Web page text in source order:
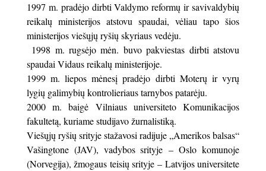
1997 m. pradėjo dirbti Valdymo reformų ir savivaldybių
reikalų ministerijos atstovu spaudai, vėliau tapo šios
ministerijos viešųjų ryšių skyriaus vedėju.
1998 m. rugsėjo mėn. buvo pakviestas dirbti atstovu
spaudai Vidaus reikalų ministerijoje.
1999 m. liepos mėnesį pradėjo dirbti Moterų ir vyrų
lygių galimybių kontrolieriaus tarnybos patarėju.
2000 m. baigė Vilniaus universiteto Komunikacijos
fakultetą, kuriame studijavo žurnalistiką.
Viešųjų ryšių srityje stažavosi radijuje „Amerikos balsas“
Vašingtone (JAV), vadybos srityje – Oslo komunoje
(Norvegija), žmogaus teisių srityje – Latvijos universitete